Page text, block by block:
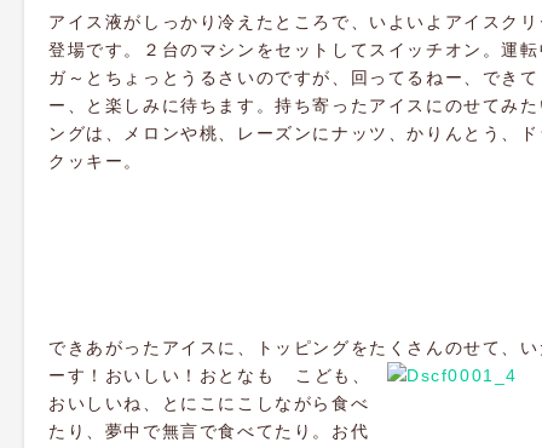
アイス液がしっかり冷えたところで、いよいよアイスク
登場です。２台のマシンをセットしてスイッチオン。運
ガ～とちょっとうるさいのですが、回ってるねー、でき
ー、と楽しみに待ちます。持ち寄ったアイスにのせてみ
ングは、メロンや桃、レーズンにナッツ、かりんとう、
クッキー。
できあがったアイスに、トッピングをたくさんのせて、
ーす！おいしい！おとなも
こども、
おいしいね、とにこにこしながら食べ
たり、夢中で無言で食べてたり。お代